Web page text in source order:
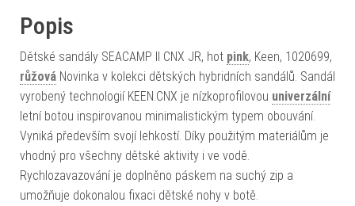
Popis
Dětské sandály SEACAMP II CNX JR, hot pink, Keen, 1020699,
růžová Novinka v kolekci dětských hybridních sandálů. Sandál
vyrobený technologií KEEN.CNX je nízkoprofilovou univerzální
letní botou inspirovanou minimalistickým typem obouvání.
Vyniká především svojí lehkostí. Díky použitým materiálům je
vhodný pro všechny dětské aktivity i ve vodě.
Rychlozavazování je doplněno páskem na suchý zip a
umožňuje dokonalou fixaci dětské nohy v botě.